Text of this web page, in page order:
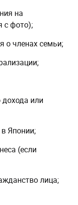
на
с фото);
о членах семьи;
или
Японии;
(если
лица;